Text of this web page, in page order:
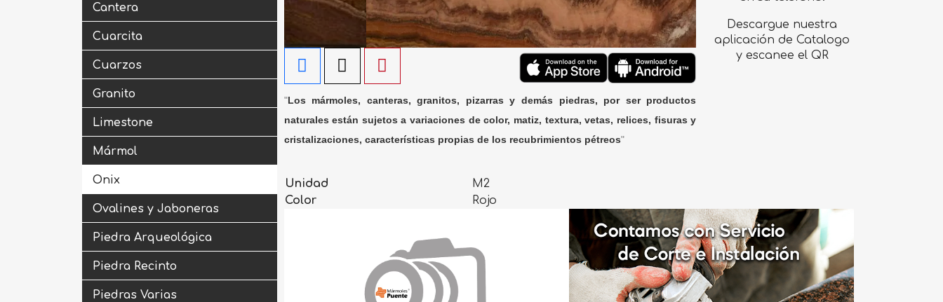
Cantera
Cuarcita
Cuarzos
Granito
Limestone
Mármol
Onix
Ovalines y Jaboneras
Piedra Arqueológica
Piedra Recinto
Piedras Varias
"Los mármoles, canteras, granitos, pizarras y demás piedras, por ser productos
naturales están sujetos a variaciones de color, matiz, textura, vetas, relices, fisuras y
cristalizaciones, características propias de los recubrimientos pétreos"
Descargue nuestra
aplicación de Catalogo
y escanee el QR
Unidad
M2
Color
Rojo